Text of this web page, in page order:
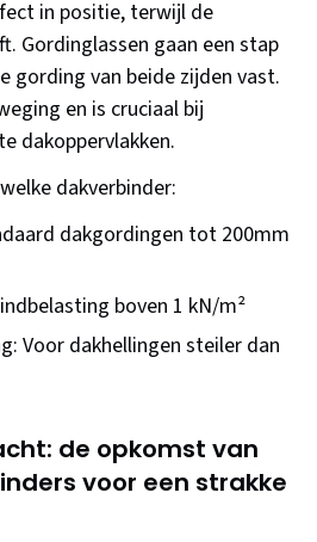
in positie, terwijl de
Gordinglassen gaan een stap
gording van beide zijden vast.
en is cruciaal bij
dakoppervlakken.
dakverbinder:
dakgordingen tot 200mm
boven 1 kN/m²
Voor dakhellingen steiler dan
de opkomst van
voor een strakke